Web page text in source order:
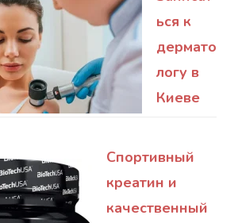
ься к
дермато
логу в
Киеве
Спортивный
креатин и
качественный